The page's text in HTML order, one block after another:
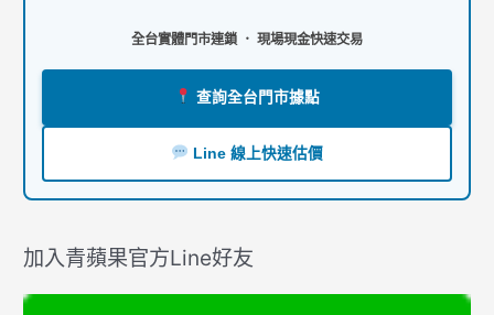
全台實體門市連鎖 ． 現場現金快速交易
查詢全台門市據點
Line 線上快速估價
加入青蘋果官方Line好友